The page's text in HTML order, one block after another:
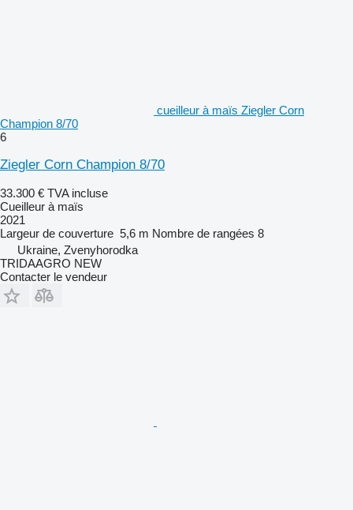
cueilleur à maïs Ziegler Corn
Champion 8/70
6
Ziegler Corn Champion 8/70
33.300 € TVA incluse
Cueilleur à maïs
2021
Largeur de couverture 5,6 m Nombre de rangées 8
Ukraine, Zvenyhorodka
TRIDAAGRO NEW
Contacter le vendeur